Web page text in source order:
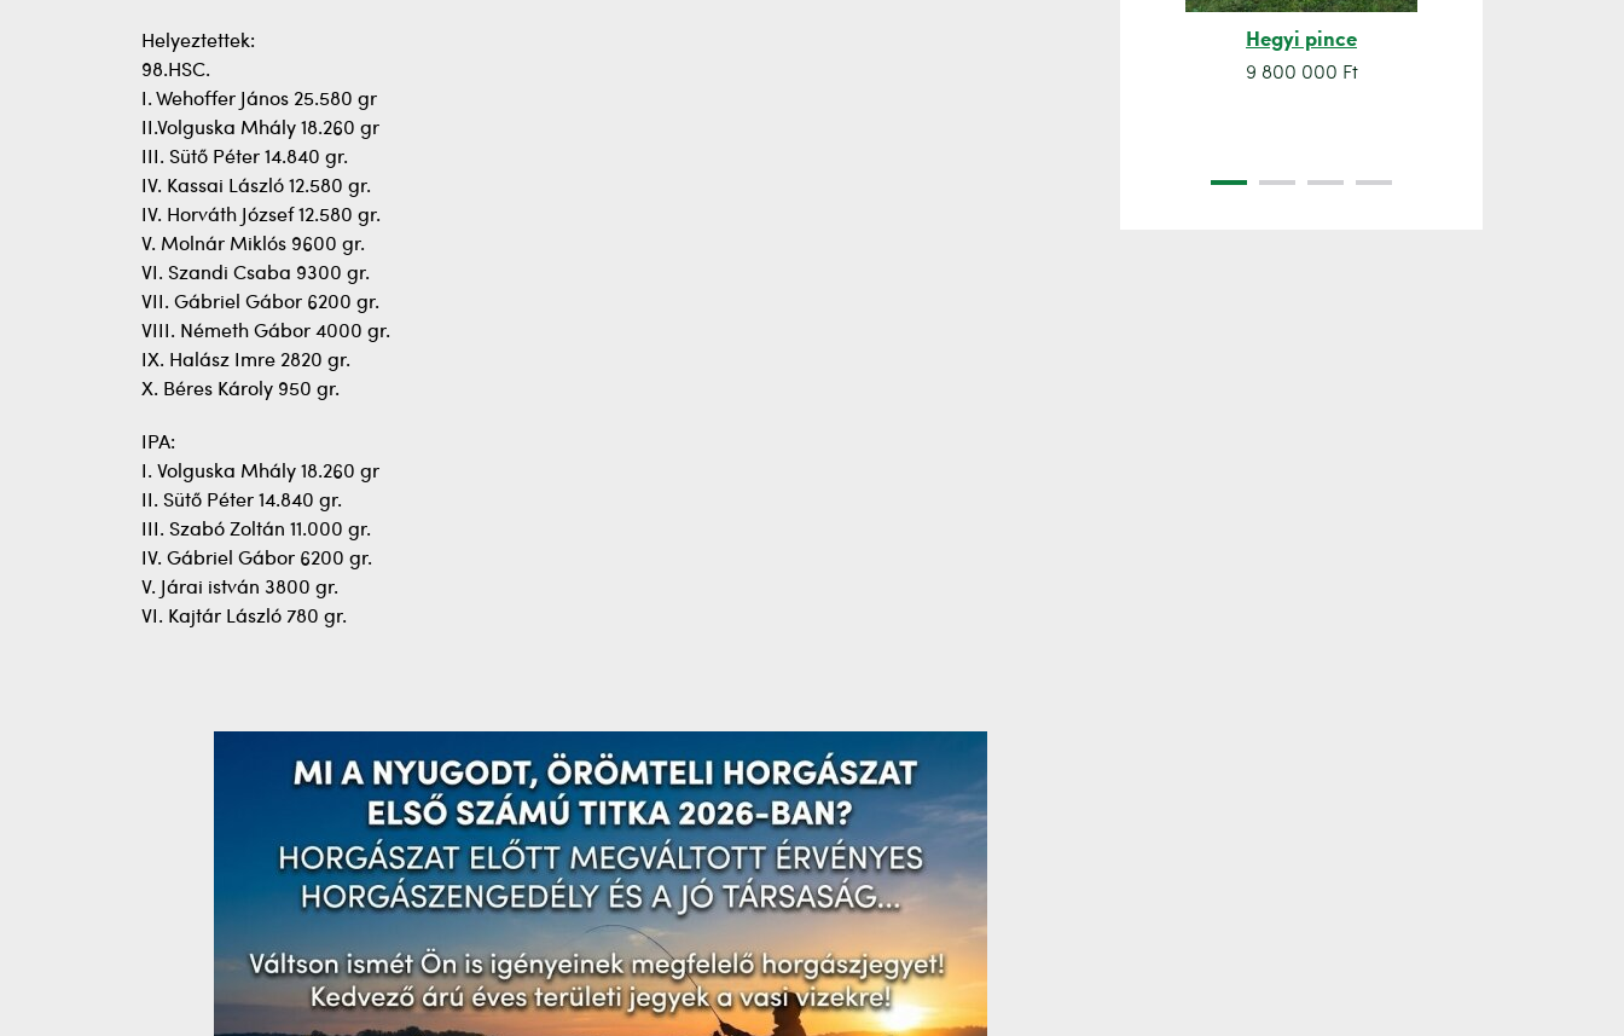
Helyeztettek:
98.HSC.
I. Wehoffer János 25.580 gr
II.Volguska Mhály 18.260 gr
III. Sütő Péter 14.840 gr.
IV. Kassai László 12.580 gr.
IV. Horváth József 12.580 gr.
V. Molnár Miklós 9600 gr.
VI. Szandi Csaba 9300 gr.
VII. Gábriel Gábor 6200 gr.
VIII. Németh Gábor 4000 gr.
IX. Halász Imre 2820 gr.
X. Béres Károly 950 gr.
IPA:
I. Volguska Mhály 18.260 gr
II. Sütő Péter 14.840 gr.
III. Szabó Zoltán 11.000 gr.
IV. Gábriel Gábor 6200 gr.
V. Járai istván 3800 gr.
VI. Kajtár László 780 gr.
Hegyi pince
9 800 000 Ft